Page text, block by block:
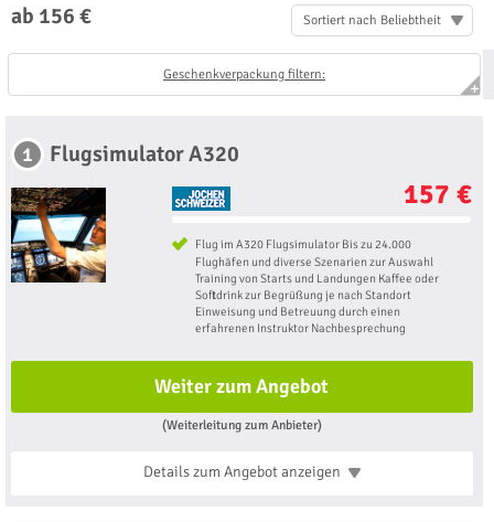
ab 156 € Sortiert nach Beliebtheit
Geschenkverpackung filtern:
1 Flugsimulator A320
157 €
Flug im A320 Flugsimulator Bis zu 24.000
Flughäfen und diverse Szenarien zur Auswahl
Training von Starts und Landungen Kaffee oder
Softdrink zur Begrüßung je nach Standort
Einweisung und Betreuung durch einen
erfahrenen Instruktor Nachbesprechung
Weiter zum Angebot
(Weiterleitung zum Anbieter)
Details zum Angebotanzeigen